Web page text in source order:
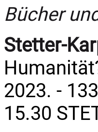
Bücher
Stetter-
2023. -
15.30